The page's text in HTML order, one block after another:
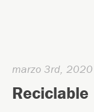
marzo 3rd, 2020
Reciclable